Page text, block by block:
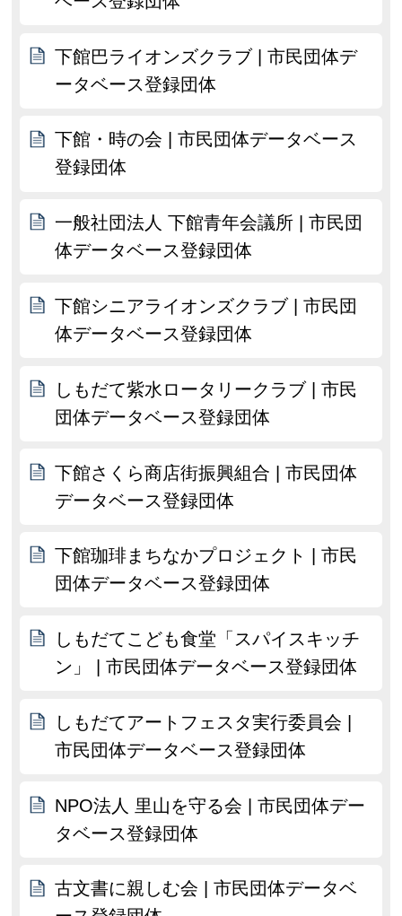
下館巴ライオンズクラブ | 市民団体デ
ータベース登録団体
下館・時の会 | 市民団体データベース
登録団体
一般社団法人 下館青年会議所 | 市民団
体データベース登録団体
下館シニアライオンズクラブ | 市民団
体データベース登録団体
しもだて紫水ロータリークラブ | 市民
団体データベース登録団体
下館さくら商店街振興組合 | 市民団体
データベース登録団体
下館珈琲まちなかプロジェクト | 市民
団体データベース登録団体
しもだてこども食堂「スパイスキッチ
ン」 | 市民団体データベース登録団体
しもだてアートフェスタ実行委員会 |
市民団体データベース登録団体
NPO法人 里山を守る会 | 市民団体デー
タベース登録団体
古文書に親しむ会 | 市民団体データベ